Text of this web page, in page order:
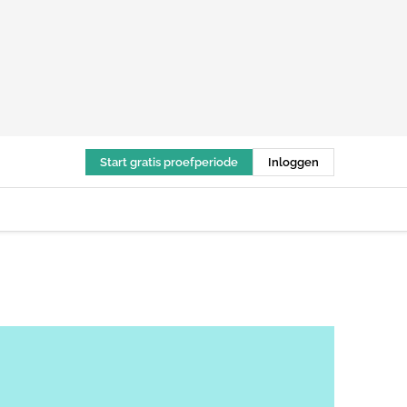
Start gratis proefperiode Inloggen